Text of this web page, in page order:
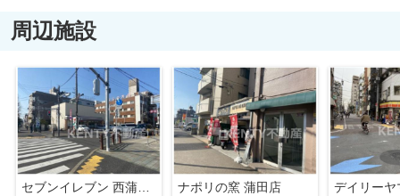
周辺施設
セブンイレブン 西蒲田環八通り店
ナポリの窯 蒲田店